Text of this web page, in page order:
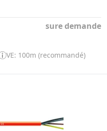
sure demande
VE: 100m (recommandé)